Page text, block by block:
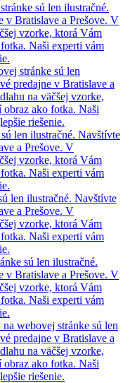
sú len ilustračné.
v Bratislave a Prešove. V
vzorke, ktorá Vám
Naši experti vám
stránke sú len
predajne v Bratislave a
na väčšej vzorke,
ako fotka. Naši
riešenie.
len ilustračné. Navštívte
a Prešove. V
vzorke, ktorá Vám
Naši experti vám
len ilustračné. Navštívte
a Prešove. V
vzorke, ktorá Vám
Naši experti vám
sú len ilustračné.
v Bratislave a Prešove. V
vzorke, ktorá Vám
Naši experti vám
webovej stránke sú len
predajne v Bratislave a
na väčšej vzorke,
ako fotka. Naši
riešenie.